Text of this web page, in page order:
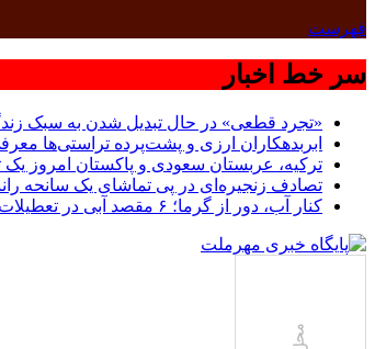
فهرست
سر خط اخبار
«تجرد قطعی» در حال تبدیل شدن به سبک
ابربدهکاران ارزی و پشت‌پرده تراستی‌ها معرفی شوند/
ترکیه، عربستان سعودی و پاکستان امروز یک
تصادف زنجیره‌ای در پی تماشای یک سانحه
کنار آب، دور از گرما؛ ۶ مقصد آبی در تعطیلات مرداد